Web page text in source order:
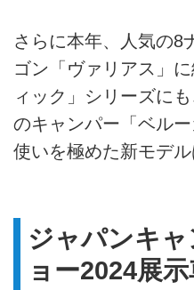
さらに本年、人気の8
ゴン「ヴァリアス」
ィック」シリーズに
のキャンパー「ベル
使いを極めた新モデル
ジャパンキ
ョー2024展